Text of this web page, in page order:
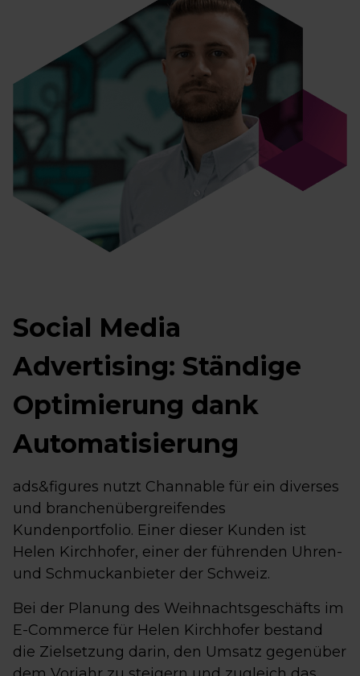
Social Media
Advertising: Ständige
Optimierung dank
Automatisierung
ads&figures nutzt Channable für ein diverses
und branchenübergreifendes
Kundenportfolio. Einer dieser Kunden ist
Helen Kirchhofer, einer der führenden Uhren-
und Schmuckanbieter der Schweiz.
Bei der Planung des Weihnachtsgeschäfts im
E-Commerce für Helen Kirchhofer bestand
die Zielsetzung darin, den Umsatz gegenüber